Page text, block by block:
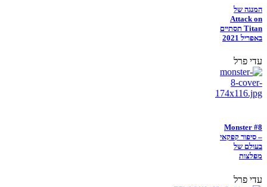
המנגה של
Attack on
Titan תסתיים
באפריל 2021
עדי פרל
Monster #8
– סיפור קפקאי
בעולם של
מפלצות
עדי פרל